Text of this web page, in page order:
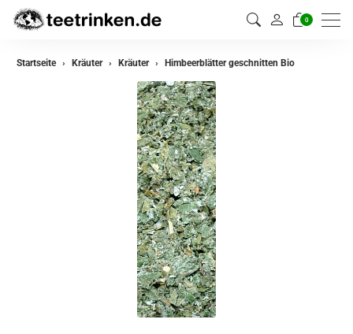
0
zurück
Startseite Kräuter Kräuter Himbeerblätter geschnitten Bio